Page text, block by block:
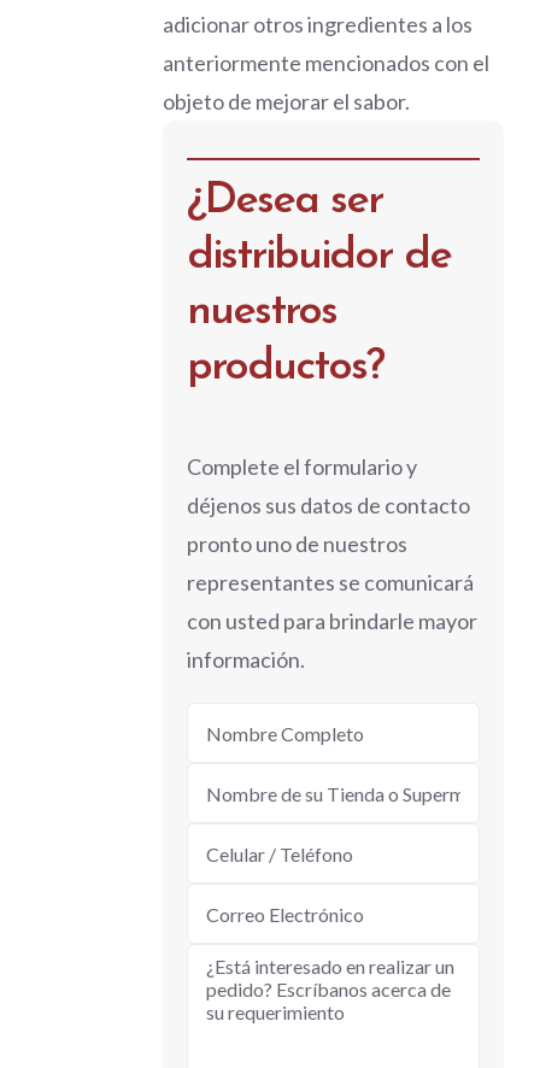
adicionar otros ingredientes a los
anteriormente mencionados con el
objeto de mejorar el sabor.
¿Desea ser
distribuidor de
nuestros
productos?
Complete el formulario y
déjenos sus datos de contacto
pronto uno de nuestros
representantes se comunicará
con usted para brindarle mayor
información.